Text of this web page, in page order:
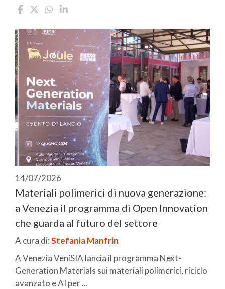
14/07/2026
Materiali polimerici di nuova generazione:
a Venezia il programma di Open Innovation
che guarda al futuro del settore
A cura di:Stefania Manfrin
A Venezia VeniSIA lancia il programma Next-
Generation Materials sui materiali polimerici, riciclo
avanzato e AI per ...